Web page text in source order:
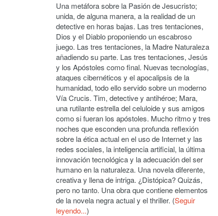
Una metáfora sobre la Pasión de Jesucristo;
unida, de alguna manera, a la realidad de un
detective en horas bajas. Las tres tentaciones,
Dios y el Diablo proponiendo un escabroso
juego. Las tres tentaciones, la Madre Naturaleza
añadiendo su parte. Las tres tentaciones, Jesús
y los Apóstoles como final. Nuevas tecnologías,
ataques cibernéticos y el apocalipsis de la
humanidad, todo ello servido sobre un moderno
Vía Crucis. Tim, detective y antihéroe; Mara,
una rutilante estrella del celuloide y sus amigos
como si fueran los apóstoles. Mucho ritmo y tres
noches que esconden una profunda reflexión
sobre la ética actual en el uso de Internet y las
redes sociales, la inteligencia artificial, la última
innovación tecnológica y la adecuación del ser
humano en la naturaleza. Una novela diferente,
creativa y llena de intriga. ¿Distópica? Quizás,
pero no tanto. Una obra que contiene elementos
de la novela negra actual y el thriller. (Seguir
leyendo...)